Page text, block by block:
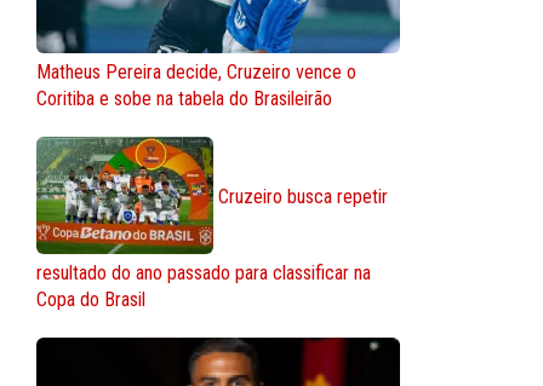
Matheus Pereira decide, Cruzeiro vence o
Coritiba e sobe na tabela do Brasileirão
Cruzeiro busca repetir
resultado do ano passado para classificar na
Copa do Brasil